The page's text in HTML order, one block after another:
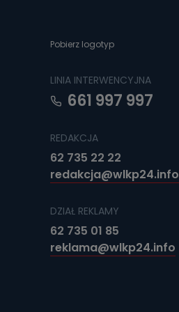
Pobierz logotyp
LINIA INTERWENCYJNA
661 997 997
REDAKCJA
62 735 22 22
redakcja@wlkp24.info
DZIAŁ REKLAMY
62 735 01 85
reklama@wlkp24.info